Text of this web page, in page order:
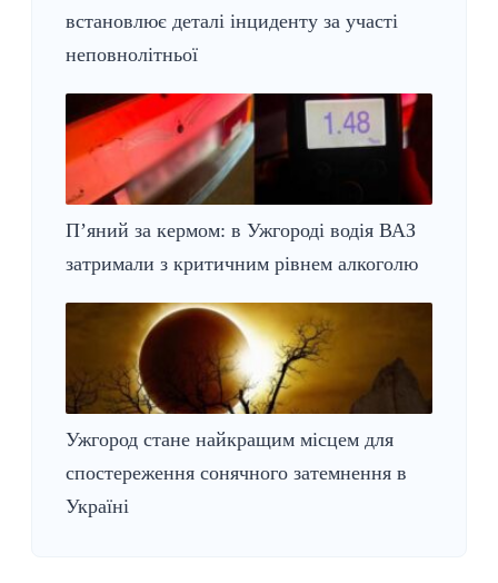
встановлює деталі інциденту за участі
неповнолітньої
П’яний за кермом: в Ужгороді водія ВАЗ
затримали з критичним рівнем алкоголю
Ужгород стане найкращим місцем для
спостереження сонячного затемнення в
Україні